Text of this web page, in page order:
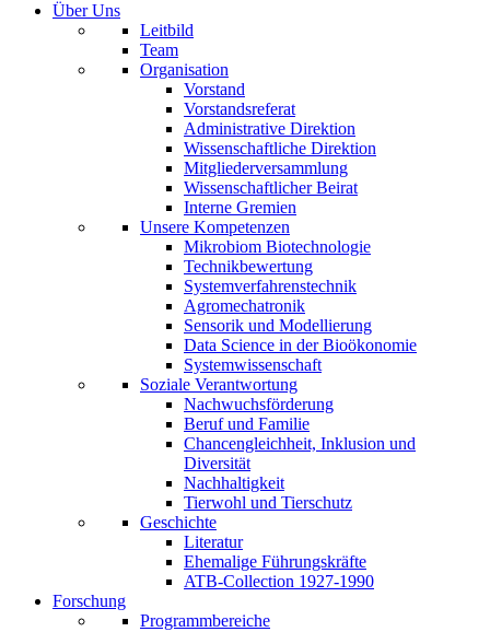
Über Uns
Leitbild
Team
Organisation
Vorstand
Vorstandsreferat
Administrative Direktion
Wissenschaftliche Direktion
Mitgliederversammlung
Wissenschaftlicher Beirat
Interne Gremien
Unsere Kompetenzen
Mikrobiom Biotechnologie
Technikbewertung
Systemverfahrenstechnik
Agromechatronik
Sensorik und Modellierung
Data Science in der Bioökonomie
Systemwissenschaft
Soziale Verantwortung
Nachwuchsförderung
Beruf und Familie
Chancengleichheit, Inklusion und
Diversität
Nachhaltigkeit
Tierwohl und Tierschutz
Geschichte
Literatur
Ehemalige Führungskräfte
ATB-Collection 1927-1990
Forschung
Programmbereiche